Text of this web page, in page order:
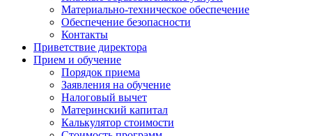
Материально-техническое обеспечение
Обеспечение безопасности
Контакты
Приветствие директора
Прием и обучение
Порядок приема
Заявления на обучение
Налоговый вычет
Материнский капитал
Калькулятор стоимости